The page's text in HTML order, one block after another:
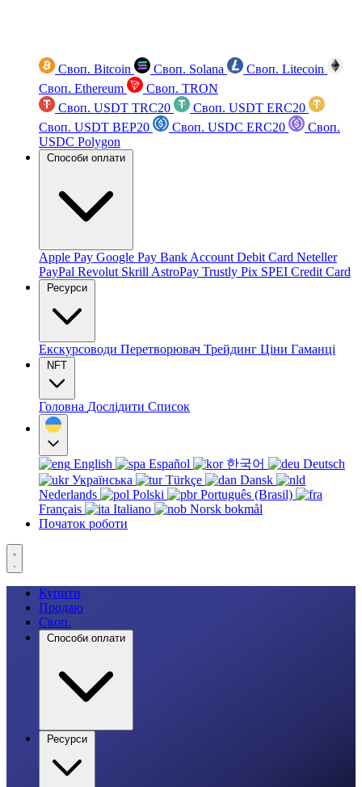
Своп. Bitcoin Своп. Solana
Своп. Litecoin
Своп. Ethereum
Своп. TRON
Своп. USDT TRC20
Своп. USDT ERC20
Своп. USDT BEP20
Своп. USDC ERC20
Своп.
USDC Polygon
Способи оплати
Apple Pay Google Pay Bank Account Debit Card Neteller
PayPal Revolut Skrill AstroPay Trustly Pix SPEI Credit Card
Ресурси
Екскурсоводи Перетворювач Трейдинг Ціни Гаманці
NFT
Головна Дослідити Список
English Español 한국어
Deutsch
Українська
Türkçe
Dansk
Nederlands
Polski
Português (Brasil)
Français
Italiano
Norsk bokmål
Початок роботи
Купити
Продаю
Своп.
Способи оплати
Ресурси